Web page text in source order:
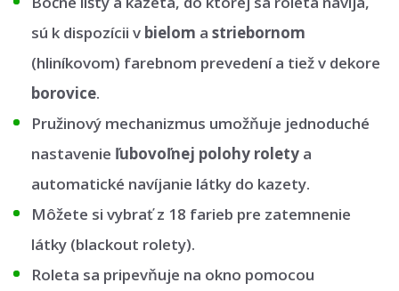
sú k dispozícii v bielom a striebornom
(hliníkovom) farebnom prevedení a tiež v dekore
borovice.
Pružinový mechanizmus umožňuje jednoduché
nastavenie ľubovoľnej polohy rolety a
automatické navíjanie látky do kazety.
Môžete si vybrať z 18 farieb pre zatemnenie
látky (blackout rolety).
Roleta sa pripevňuje na okno pomocou